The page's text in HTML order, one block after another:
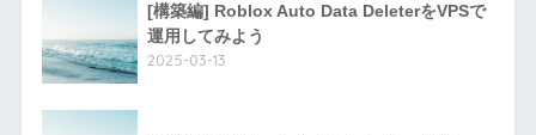
[構築編] Roblox Auto Data DeleterをVPSで
運用してみよう
2025-03-13